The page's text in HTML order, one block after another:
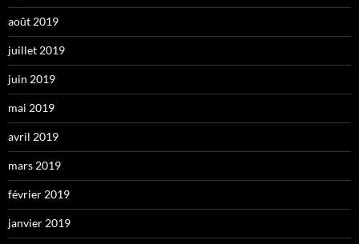
août 2019
juillet 2019
juin 2019
mai 2019
avril 2019
mars 2019
février 2019
janvier 2019